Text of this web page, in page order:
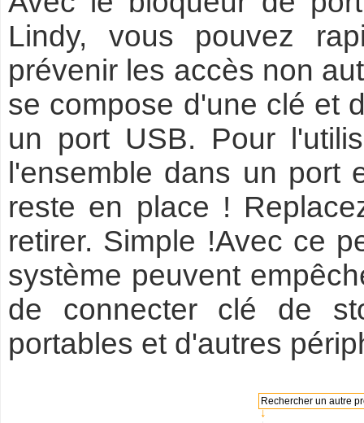
Lindy, vous pouvez
prévenir les accès non
se compose d'une clé et
un port USB. Pour
l'ensemble dans un port
reste en place !
retirer. Simple !Avec ce
système peuvent
de connecter clé de
portables et d'autres
↓
Rechercher un autre